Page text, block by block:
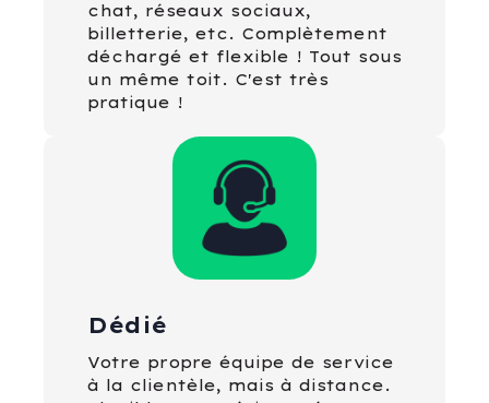
chat, réseaux sociaux,
billetterie, etc. Complètement
déchargé et flexible ! Tout sous
un même toit. C'est très
pratique !
Dédié
Votre propre équipe de service
à la clientèle, mais à distance.